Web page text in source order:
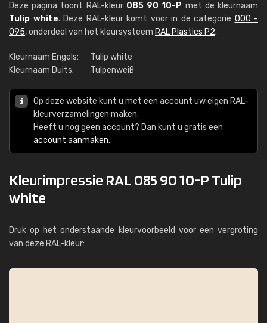
Deze pagina toont RAL-kleur 085 90 10-P met de kleurnaam
Tulip white. Deze RAL-kleur komt voor in de categorie 000 -
095, onderdeel van het kleursysteem RAL Plastics P2.
Kleurnaam Engels:
Tulip white
Kleurnaam Duits:
Tulpenweiß
Op deze website kunt u met een account uw eigen RAL-
kleurverzamelingen maken.
Heeft u nog geen account? Dan kunt u gratis een
account aanmaken.
Kleurimpressie RAL 085 90 10-P Tulip
white
Druk op het onderstaande kleurvoorbeeld voor een vergroting
van deze RAL-kleur: